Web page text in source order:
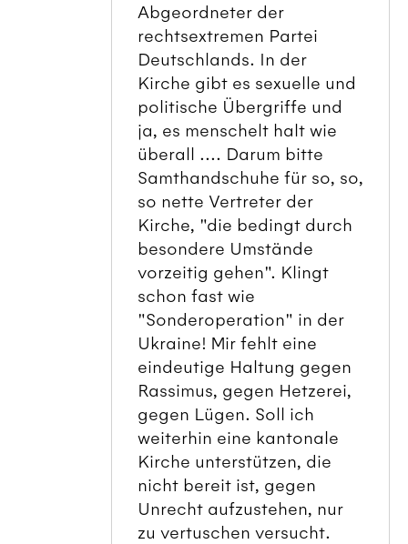
Abgeordneter der
rechtsextremen Partei
Deutschlands. In der
Kirche gibt es sexuelle und
politische Übergriffe und
ja, es menschelt halt wie
überall .... Darum bitte
Samthandschuhe für so, so,
so nette Vertreter der
Kirche, "die bedingt durch
besondere Umstände
vorzeitig gehen". Klingt
schon fast wie
"Sonderoperation" in der
Ukraine! Mir fehlt eine
eindeutige Haltung gegen
Rassimus, gegen Hetzerei,
gegen Lügen. Soll ich
weiterhin eine kantonale
Kirche unterstützen, die
nicht bereit ist, gegen
Unrecht aufzustehen, nur
zu vertuschen versucht.